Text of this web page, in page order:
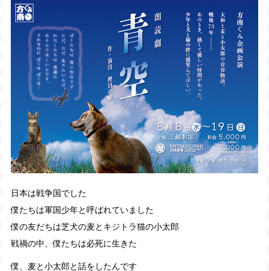
日本は戦争国でした
僕たちは軍国少年と呼ばれていました
僕の友だちは芝犬の麦とキジトラ猫の小太郎
戦禍の中、僕たちは必死に生きた
僕、麦と小太郎と話をしたんです